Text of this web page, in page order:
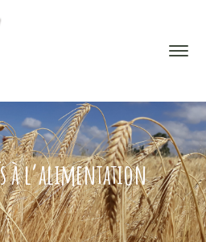
à l’alimentation